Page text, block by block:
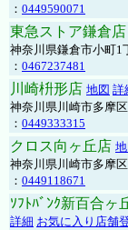
： 0449590071
東急ストア鎌倉店
神奈川県鎌倉市小町1
： 0467237481
川崎枡形店 地図 詳
神奈川県川崎市多摩
： 0449333315
クロス向ヶ丘店
神奈川県川崎市多摩
： 0449118671
ｿﾌﾄﾊﾞﾝｸ新百合
詳細 お気に入り店舗